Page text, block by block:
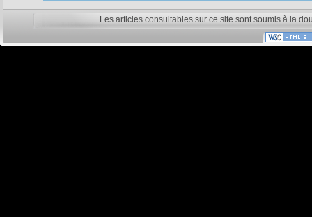
Les articles consultables sur ce site sont soumis à la